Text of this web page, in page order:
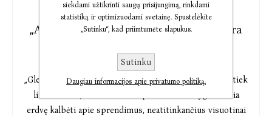
Vertėja A. Cicėnaitė Charles:
„Autentiškesnio gyvenimo poreikis nėra
žmogiškas“
„Glennon Doyle „Nesutramdyta“ man rodosi svarbi ne tiek
literatūriniu, kiek socialiniu požiūriu. Ši knyga atveria
erdvę kalbėti apie sprendimus, neatitinkančius visuotinai
siekdami užtikrinti saugų prisijungimą, rinkdami
statistiką ir optimizuodami svetainę. Spustelėkite
„Sutinku“, kad priimtumėte slapukus.
Sutinku
Daugiau informacijos apie privatumo politiką.